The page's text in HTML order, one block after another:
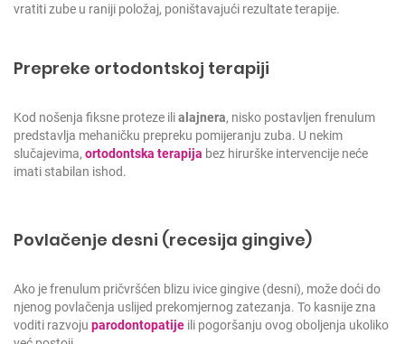
vratiti zube u raniji položaj, poništavajući rezultate terapije.
Prepreke ortodontskoj terapiji
Kod nošenja fiksne proteze ilialajnera, nisko postavljen frenulum
predstavlja mehaničku prepreku pomijeranju zuba. U nekim
slučajevima, ortodontska terapija bez hirurške intervencije neće
imati stabilan ishod.
Povlačenje desni (recesija gingive)
Ako je frenulum pričvršćen blizu ivice gingive (desni), može doći do
njenog povlačenja uslijed prekomjernog zatezanja. To kasnije zna
voditi razvoju parodontopatije ili pogoršanju ovog oboljenja ukoliko